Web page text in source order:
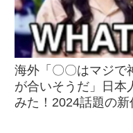
海外「〇〇はマジで
が合いそうだ」日本
みた！2024話題の